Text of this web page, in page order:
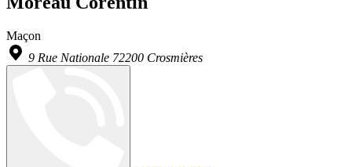
Maçon
9 Rue Nationale 72200 Crosmières